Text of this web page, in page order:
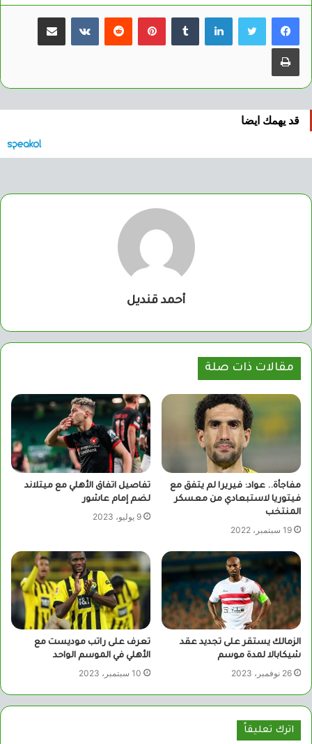
لينكدإن بينتيريست مشاركة عبر البريد
طباعة
قد يهمك ايضا
أحمد قنديل
مقالات ذات صلة
مفاجأة.. عواد: فيريرا لم يتفق مع
فيتوريا لاستبعادي من معسكر
المنتخب
19 سبتمبر، 2022
تفاصيل اتفاق الأهلي مع ميتلاند
لضم إمام عاشور
9 يوليو، 2023
الزمالك يستقر على تجديد عقد
شيكابالا لمدة موسم
26 نوفمبر، 2023
تعرف على راتب موديست مع
الأهلي في الموسم الواحد
10 سبتمبر، 2023
اترك تعليقاً